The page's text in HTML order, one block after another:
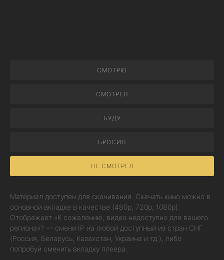
СМОТРЮ
СМОТРЕЛ
БУДУ
БРОСИЛ
НЕ СМОТРЕЛ
Материал доступен для скачивания. Скачать кино можно в
основной вкладке в качестве (480p, 720p, 1080p).
Отображает «К сожалению, видео недоступно для вашего
региона»? — смени IP на любой доступный из стран СНГ
(Россия, Беларусь, Казахстан, Украина и тд.), либо
попробуй сменить вкладку плеера.